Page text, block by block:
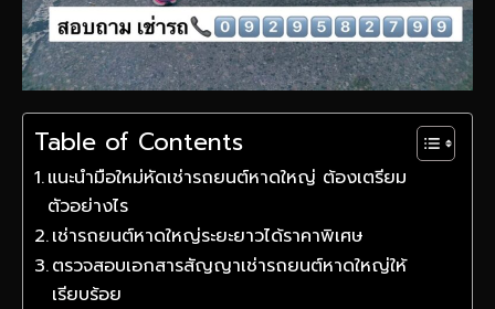
Table of Contents
แนะนำมือใหม่หัดเช่ารถยนต์หาดใหญ่ ต้องเตรียม
ตัวอย่างไร
เช่ารถยนต์หาดใหญ่ระยะยาวได้ราคาพิเศษ
ตรวจสอบเอกสารสัญญาเช่ารถยนต์หาดใหญ่ให้
เรียบร้อย